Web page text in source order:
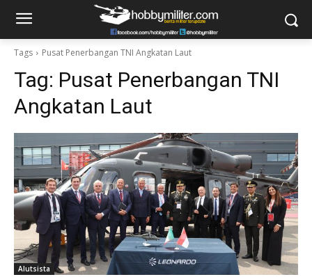
Tags Pusat Penerbangan TNI Angkatan Laut
Tag: Pusat Penerbangan TNI
Angkatan Laut
Alutsista